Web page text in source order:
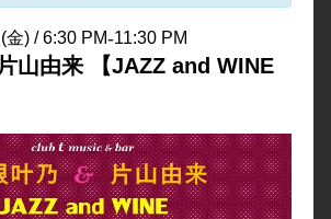
) / 6:30 PM-11:30 PM
山由来 【JAZZ and WINE